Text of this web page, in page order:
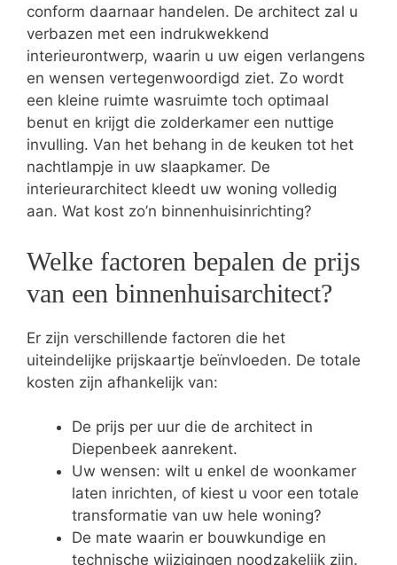
conform daarnaar handelen. De architect zal u
verbazen met een indrukwekkend
interieurontwerp, waarin u uw eigen verlangens
en wensen vertegenwoordigd ziet. Zo wordt
een kleine ruimte wasruimte toch optimaal
benut en krijgt die zolderkamer een nuttige
invulling. Van het behang in de keuken tot het
nachtlampje in uw slaapkamer. De
interieurarchitect kleedt uw woning volledig
aan. Wat kost zo’n binnenhuisinrichting?
Welke factoren bepalen de prijs
van een binnenhuisarchitect?
Er zijn verschillende factoren die het
uiteindelijke prijskaartje beïnvloeden. De totale
kosten zijn afhankelijk van:
De prijs per uur die de architect in
Diepenbeek aanrekent.
Uw wensen: wilt u enkel de woonkamer
laten inrichten, of kiest u voor een totale
transformatie van uw hele woning?
De mate waarin er bouwkundige en
technische wijzigingen noodzakelijk zijn.